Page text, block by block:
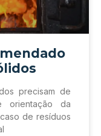
precisam de
orientação da
de resíduos